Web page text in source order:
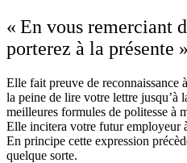
« En vous remerciant
porterez à la présente »
Elle fait preuve de reconnaissance
la peine de lire votre lettre jusqu’à
meilleures formules de politesse à
Elle incitera votre futur employeur
En principe cette expression
quelque sorte.